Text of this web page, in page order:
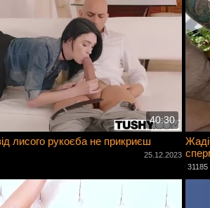
40:30
лисого рукоєба не прикриєш
25.12.2023
31185